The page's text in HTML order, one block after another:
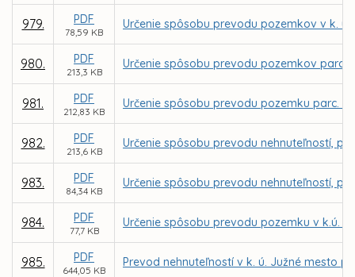
979. PDF
78,59 KB
Určenie spôsobu prevodu pozemkov v k.
980. PDF
213,3 KB
Určenie spôsobu prevodu pozemkov parc.
981. PDF
212,83 KB
Určenie spôsobu prevodu pozemku parc.
982. PDF
213,6 KB
Určenie spôsobu prevodu nehnuteľností,
983. PDF
84,34 KB
Určenie spôsobu prevodu nehnuteľností,
984. PDF
77,7 KB
Určenie spôsobu prevodu pozemku v k.ú.
985. PDF
644,05 KB
Prevod nehnuteľností v k. ú. Južné mesto